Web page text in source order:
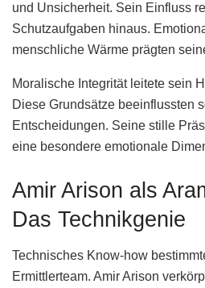
und Unsicherheit. Sein Einfluss
Schutzaufgaben hinaus.
menschliche Wärme prägten
Moralische Integrität leitete sein
Diese Grundsätze beeinflussten
Entscheidungen. Seine stille
eine besondere emotionale
Amir Arison als
Das Technikgenie
Technisches Know-how
Ermittlerteam. Amir Arison